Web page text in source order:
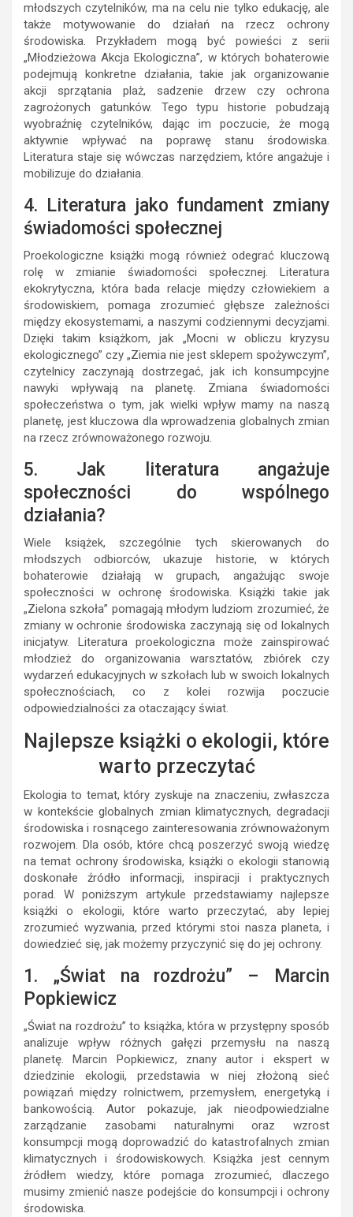
młodszych czytelników, ma na celu nie tylko edukację, ale
także motywowanie do działań na rzecz ochrony
środowiska. Przykładem mogą być powieści z serii
„Młodzieżowa Akcja Ekologiczna”, w których bohaterowie
podejmują konkretne działania, takie jak organizowanie
akcji sprzątania plaż, sadzenie drzew czy ochrona
zagrożonych gatunków. Tego typu historie pobudzają
wyobraźnię czytelników, dając im poczucie, że mogą
aktywnie wpływać na poprawę stanu środowiska.
Literatura staje się wówczas narzędziem, które angażuje i
mobilizuje do działania.
4. Literatura jako fundament zmiany
świadomości społecznej
Proekologiczne książki mogą również odegrać kluczową
rolę w zmianie świadomości społecznej. Literatura
ekokrytyczna, która bada relacje między człowiekiem a
środowiskiem, pomaga zrozumieć głębsze zależności
między ekosystemami, a naszymi codziennymi decyzjami.
Dzięki takim książkom, jak „Mocni w obliczu kryzysu
ekologicznego” czy „Ziemia nie jest sklepem spożywczym”,
czytelnicy zaczynają dostrzegać, jak ich konsumpcyjne
nawyki wpływają na planetę. Zmiana świadomości
społeczeństwa o tym, jak wielki wpływ mamy na naszą
planetę, jest kluczowa dla wprowadzenia globalnych zmian
na rzecz zrównoważonego rozwoju.
5. Jak literatura angażuje
społeczności do wspólnego
działania?
Wiele książek, szczególnie tych skierowanych do
młodszych odbiorców, ukazuje historie, w których
bohaterowie działają w grupach, angażując swoje
społeczności w ochronę środowiska. Książki takie jak
„Zielona szkoła” pomagają młodym ludziom zrozumieć, że
zmiany w ochronie środowiska zaczynają się od lokalnych
inicjatyw. Literatura proekologiczna może zainspirować
młodzież do organizowania warsztatów, zbiórek czy
wydarzeń edukacyjnych w szkołach lub w swoich lokalnych
społecznościach, co z kolei rozwija poczucie
odpowiedzialności za otaczający świat.
Najlepsze książki o ekologii, które
warto przeczytać
Ekologia to temat, który zyskuje na znaczeniu, zwłaszcza
w kontekście globalnych zmian klimatycznych, degradacji
środowiska i rosnącego zainteresowania zrównoważonym
rozwojem. Dla osób, które chcą poszerzyć swoją wiedzę
na temat ochrony środowiska, książki o ekologii stanowią
doskonałe źródło informacji, inspiracji i praktycznych
porad. W poniższym artykule przedstawiamy najlepsze
książki o ekologii, które warto przeczytać, aby lepiej
zrozumieć wyzwania, przed którymi stoi nasza planeta, i
dowiedzieć się, jak możemy przyczynić się do jej ochrony.
1. „Świat na rozdrożu” – Marcin
Popkiewicz
„Świat na rozdrożu” to książka, która w przystępny sposób
analizuje wpływ różnych gałęzi przemysłu na naszą
planetę. Marcin Popkiewicz, znany autor i ekspert w
dziedzinie ekologii, przedstawia w niej złożoną sieć
powiązań między rolnictwem, przemysłem, energetyką i
bankowością. Autor pokazuje, jak nieodpowiedzialne
zarządzanie zasobami naturalnymi oraz wzrost
konsumpcji mogą doprowadzić do katastrofalnych zmian
klimatycznych i środowiskowych. Książka jest cennym
źródłem wiedzy, które pomaga zrozumieć, dlaczego
musimy zmienić nasze podejście do konsumpcji i ochrony
środowiska.